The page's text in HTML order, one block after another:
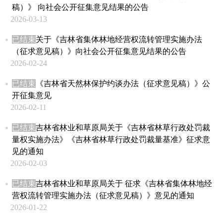
稿）》 向社会公开征集意见结果的公告
2026-03-13
已结束关于《吉林省集体林地经营权流转管理实施办法
（征求意见稿）》向社会公开征集意见结果的公告
2026-02-24
已结束 《吉林省天然林保护约谈办法（征求意见稿）》公
开征集意见
2026-02-11
已结束吉林省林业和草原局关于《吉林省林草行政处罚裁
量权实施办法》《吉林省林草行政处罚裁量基准》征求意
见的通知
2026-02-03
已结束吉林省林业和草原局关于 征求《吉林省集体林地经
营权流转管理实施办法（征求意见稿）》意见的通知
2026-01-22